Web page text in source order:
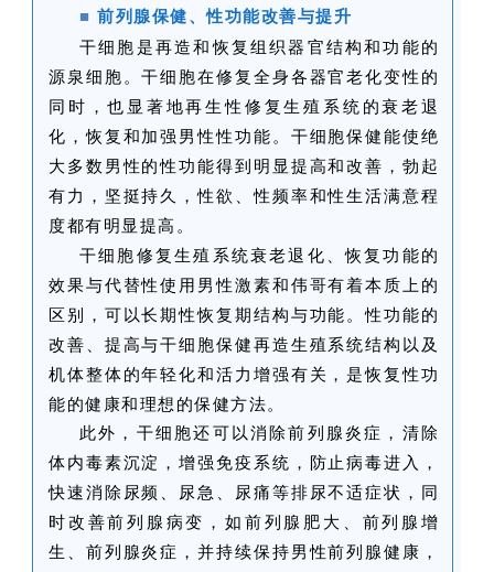
登录 注册
■ 前列腺保健、性功能改善与提升
干细胞是再造和恢复组织器官结构和功能的
源泉细胞。干细胞在修复全身各器官老化变性的
同时，也显著地再生性修复生殖系统的衰老退
化，恢复和加强男性性功能。干细胞保健能使绝
大多数男性的性功能得到明显提高和改善，勃起
有力，坚挺持久，性欲、性频率和性生活满意程
度都有明显提高。
干细胞修复生殖系统衰老退化、恢复功能的
效果与代替性使用男性激素和伟哥有着本质上的
区别，可以长期性恢复期结构与功能。性功能的
改善、提高与干细胞保健再造生殖系统结构以及
机体整体的年轻化和活力增强有关，是恢复性功
能的健康和理想的保健方法。
此外，干细胞还可以消除前列腺炎症，清除
体内毒素沉淀，增强免疫系统，防止病毒进入，
快速消除尿频、尿急、尿痛等排尿不适症状，同
时改善前列腺病变，如前列腺肥大、前列腺增
生、前列腺炎症，并持续保持男性前列腺健康，